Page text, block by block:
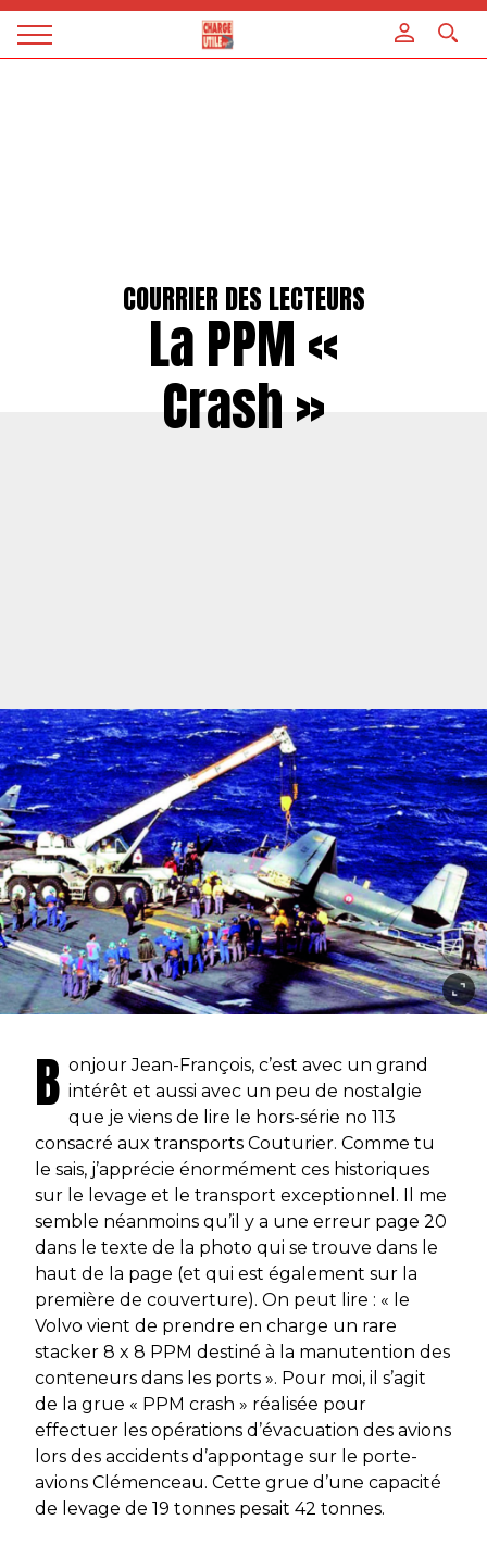
Magazine
COURRIER DES LECTEURS
La PPM «
Crash »
B onjour Jean-François, c’est avec un grand
intérêt et aussi avec un peu de nostalgie
que je viens de lire le hors-série no 113
consacré aux transports Couturier. Comme tu
le sais, j’apprécie énormément ces historiques
sur le levage et le transport exceptionnel. Il me
semble néanmoins qu’il y a une erreur page 20
dans le texte de la photo qui se trouve dans le
haut de la page (et qui est également sur la
première de couverture). On peut lire : « le
Volvo vient de prendre en charge un rare
stacker 8 x 8 PPM destiné à la manutention des
conteneurs dans les ports ». Pour moi, il s’agit
de la grue « PPM crash » réalisée pour
effectuer les opérations d’évacuation des avions
lors des accidents d’appontage sur le porte-
avions Clémenceau. Cette grue d’une capacité
de levage de 19 tonnes pesait 42 tonnes.
Panneau de gestion des cookies